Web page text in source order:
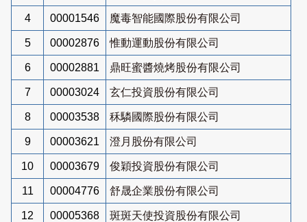
4 00001546 魔毒智能國際股份有限公司
5 00002876 惟動運動股份有限公司
6 00002881 鼎旺蜜醬燒烤股份有限公司
7 00003024 玄仁投資股份有限公司
8 00003538 秝驎國際股份有限公司
9 00003621 澄月股份有限公司
10 00003679 俊穎投資股份有限公司
11 00004776 舒晟企業股份有限公司
12 00005368 斑斑天使投資股份有限公司